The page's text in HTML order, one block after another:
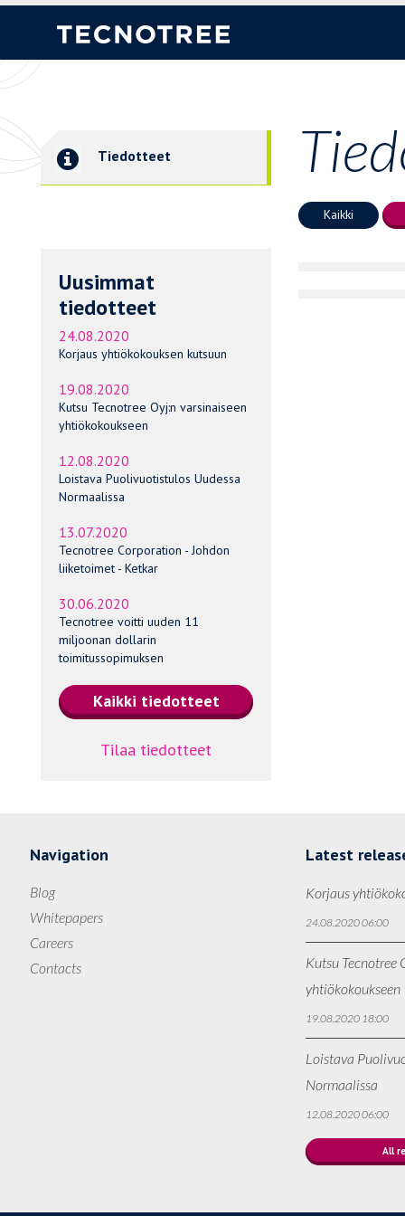
Tiedotteet
Uusimmat
tiedotteet
24.08.2020
Korjaus yhtiökokouksen kutsuun
19.08.2020
Kutsu Tecnotree Oyj:n varsinaiseen
yhtiökokoukseen
12.08.2020
Loistava Puolivuotistulos Uudessa
Normaalissa
13.07.2020
Tecnotree Corporation - Johdon
liiketoimet - Ketkar
30.06.2020
Tecnotree voitti uuden 11
miljoonan dollarin
toimitussopimuksen
Tilaa tiedotteet
Kaikki
Navigation
Blog
Whitepapers
Careers
Contacts
Latest
Korjaus
24.08.2020 06:00
Kutsu Tecnotree
yhtiökokoukseen
19.08.2020 18:00
Loistava
Normaalissa
12.08.2020 06:00
All